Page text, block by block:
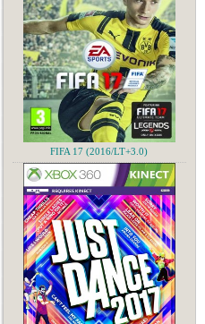
FIFA 17 (2016/LT+3.0)